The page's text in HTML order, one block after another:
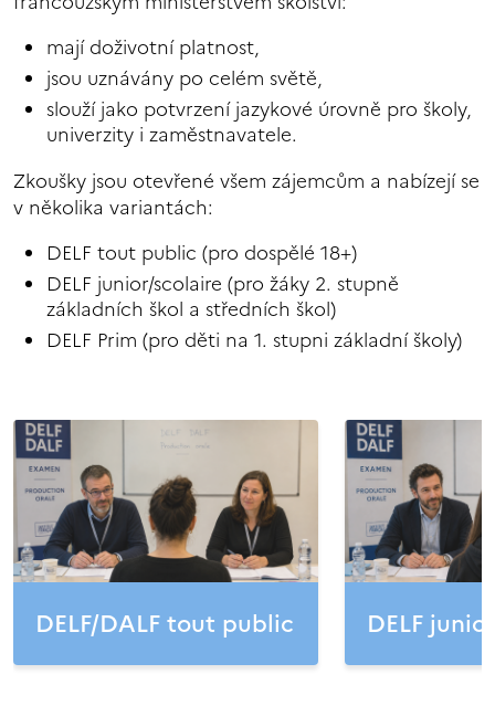
mají doživotní platnost,
jsou uznávány po celém světě,
slouží jako potvrzení jazykové úrovně pro školy,
univerzity i zaměstnavatele.
Zkoušky jsou otevřené všem zájemcům a nabízejí se
v několika variantách:
DELF tout public (pro dospělé 18+)
DELF junior/scolaire (pro žáky 2. stupně
základních škol a středních škol)
DELF Prim (pro děti na 1. stupni základní školy)
DELF/DALF tout public DELF